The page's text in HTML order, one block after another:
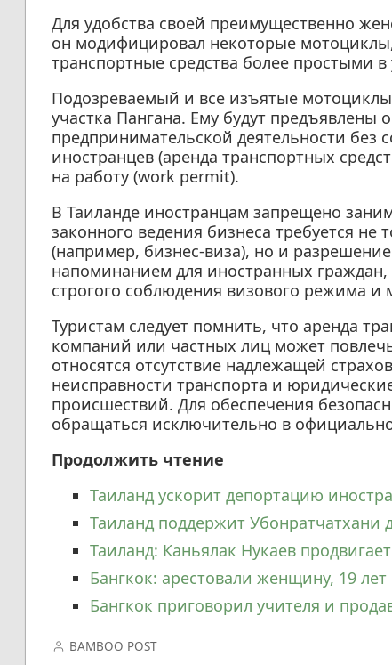
Для удобства своей преимущественно
он модифицировал некоторые
транспортные средства более простыми
Подозреваемый и все изъятые
участка Пангана. Ему будут предъявлены
предпринимательской деятельности без
иностранцев (аренда транспортных
на работу (work permit).
В Таиланде иностранцам запрещено
законного ведения бизнеса требуется не
(например, бизнес-виза), но и
напоминанием для иностранных
строгого соблюдения визового режима и
Туристам следует помнить, что аренда
компаний или частных лиц может
относятся отсутствие надлежащей
неисправности транспорта и
происшествий. Для обеспечения
обращаться исключительно в
Продолжить чтение
Таиланд ускорит депортацию
Таиланд поддержит Убонратчатхани
Таиланд: Каньялак Нукаев
Бангкок: арестовали женщину, 19
Бангкок приговорил учителя и
BAMBOO POST